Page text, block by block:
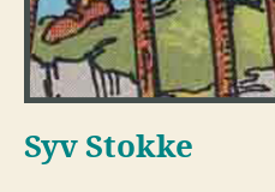
Syv Stokke